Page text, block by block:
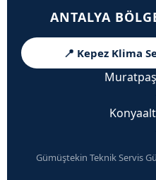
ANTALYA
📍 Kepez Klima
Gümüştekin Teknik Servis